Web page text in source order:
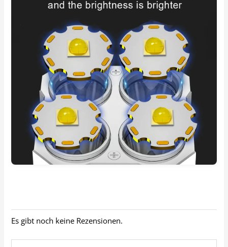
Es gibt noch keine Rezensionen.